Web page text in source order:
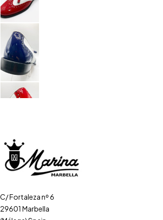
C/ Fortaleza nº 6
29601 Marbella